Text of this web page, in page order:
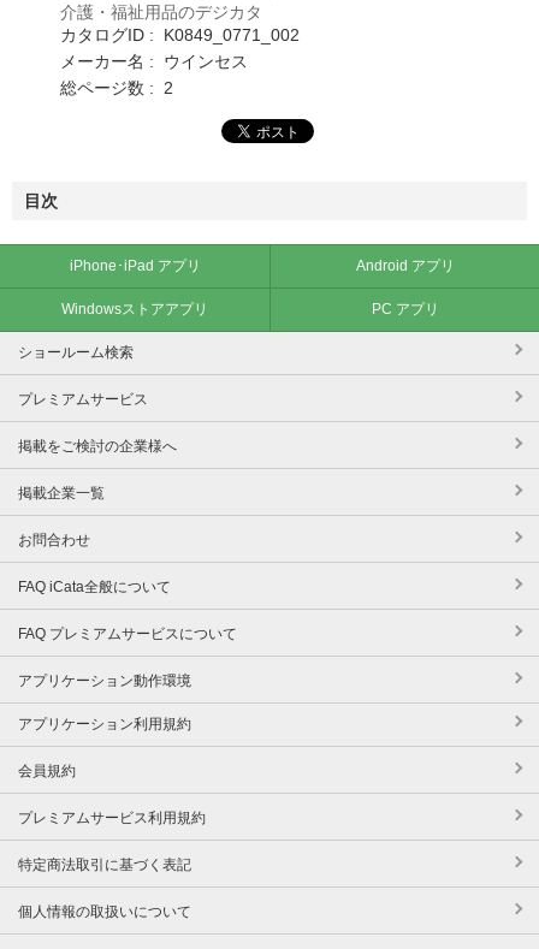
介護・福祉用品のデジカタ
カタログID : K0849_0771_002
メーカー名 : ウインセス
総ページ数 : 2
目次
iPhone･iPad アプリ Android アプリ
Windowsストアアプリ PC アプリ
ショールーム検索
プレミアムサービス
掲載をご検討の企業様へ
掲載企業一覧
お問合わせ
FAQ iCata全般について
FAQ プレミアムサービスについて
アプリケーション動作環境
アプリケーション利用規約
会員規約
プレミアムサービス利用規約
特定商法取引に基づく表記
個人情報の取扱いについて